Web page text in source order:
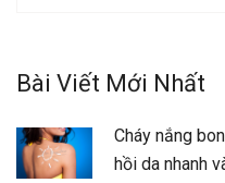
Bài Viết Mới Nhất
Cháy nắng
hồi da nhanh